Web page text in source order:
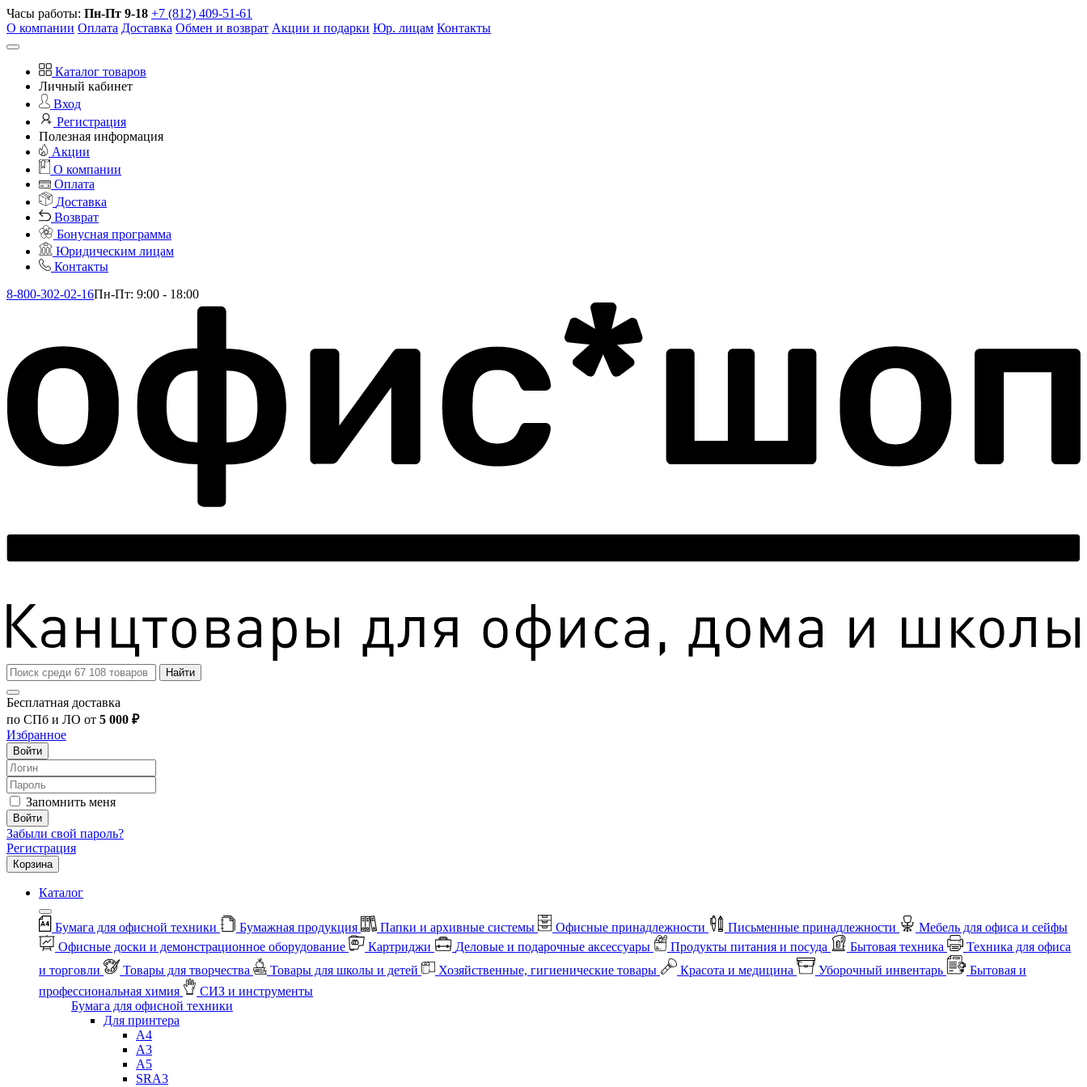
Часы работы: Пн-Пт 9-18 +7 (812) 409-51-61
О компании Оплата Доставка Обмен и возврат Акции и подарки Юр. лицам Контакты
Каталог товаров
Личный кабинет
Вход
Регистрация
Полезная информация
Акции
О компании
Оплата
Доставка
Возврат
Бонусная программа
Юридическим лицам
Контакты
8-800-302-02-16Пн-Пт: 9:00 - 18:00
Найти
Бесплатная доставка
по СПб и ЛО от 5 000 ₽
Избранное
Войти
Запомнить меня
Войти
Забыли свой пароль?
Регистрация
Корзина
Каталог
Бумага для офисной техники Бумажная продукция Папки и архивные системы Офисные принадлежности Письменные принадлежности
Мебель для офиса и сейфы
Офисные доски и демонстрационное оборудование
Картриджи Деловые и подарочные аксессуары Продукты питания и посуда Бытовая техника
Техника для офиса
и торговли
Товары для творчества Товары для школы и детей Хозяйственные, гигиенические товары Красота и медицина Уборочный инвентарь
Бытовая и
профессиональная химия
СИЗ и инструменты
Бумага для офисной техники
Для принтера
А4
А3
А5
SRA3